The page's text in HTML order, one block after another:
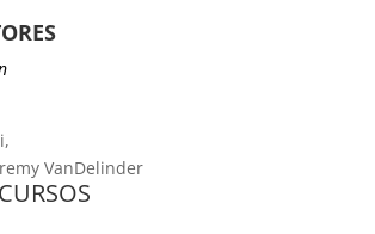
VanDelinder